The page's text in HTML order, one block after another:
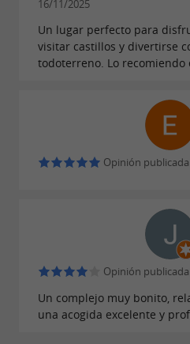
16/11/2025
Un lugar perfecto para
visitar castillos y divertirse
todoterreno. Lo recomiendo
Opinión
Opinión publicada
Un complejo muy bonito,
una acogida excelente y